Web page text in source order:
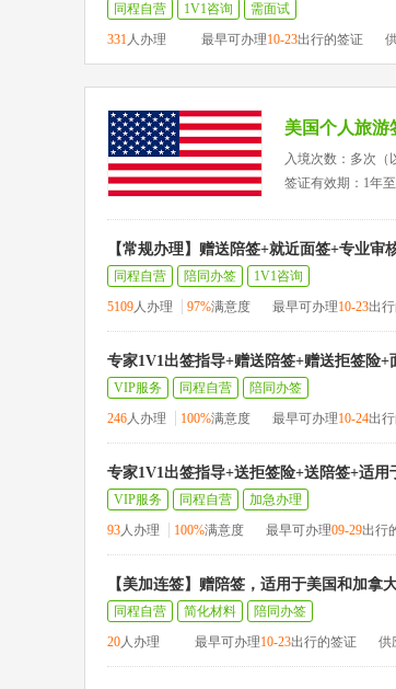
同程自营
1V1咨询
需面试
331人办理 最早可办理10-23出行的签证
美国个人旅游
入境次数：多次（
签证有效期：1年
【常规办理】赠送陪签+就近面签+专业审
同程自营
陪同办签
1V1咨询
5109人办理 97%满意度 最早可办理10-23出
专家1V1出签指导+赠送陪签+赠送拒签险+
VIP服务
同程自营
陪同办签
246人办理 100%满意度 最早可办理10-24出
专家1V1出签指导+送拒签险+送陪签+适用
VIP服务
同程自营
加急办理
93人办理 100%满意度 最早可办理09-29出行
【美加连签】赠陪签，适用于美国和加拿
同程自营
简化材料
陪同办签
20人办理 最早可办理10-23出行的签证 供